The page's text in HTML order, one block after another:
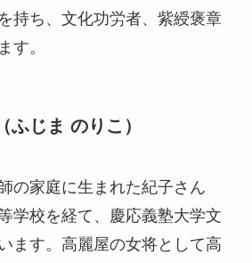
持ち、文化功労者、紫綬褒章
す。
ふじま のりこ）
の家庭に生まれた紀子さん
学校を経て、慶応義塾大学文
ます。高麗屋の女将として高